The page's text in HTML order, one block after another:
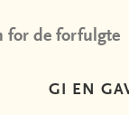
for de forfulgte
GI EN